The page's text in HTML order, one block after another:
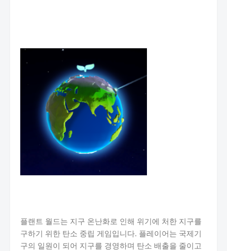
플랜트 월드는 지구 온난화로 인해 위기에 처한 지구를
구하기 위한 탄소 중립 게임입니다. 플레이어는 국제기
구의 일원이 되어 지구를 경영하며 탄소 배출을 줄이고